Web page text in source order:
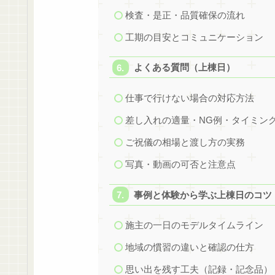
検査・是正・品質確保の流れ
工期の目安とコミュニケーション
よくある質問（上棟日）
仕事で行けない場合の対応方法
差し入れの適量・NG例・タイミン
ご祝儀の相場と渡し方の実務
写真・動画の可否と注意点
事例と体験から学ぶ上棟日のコツ
施主の一日のモデルタイムライン
地域の慣習の違いと確認の仕方
思い出を残す工夫（記録・記念品）